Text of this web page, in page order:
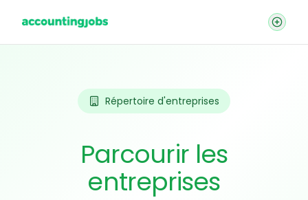
Répertoire d'entreprises
Parcourir les
entreprises